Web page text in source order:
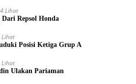
Lihat
Repsol Honda
Posisi Ketiga Grup A
Ulakan Pariaman